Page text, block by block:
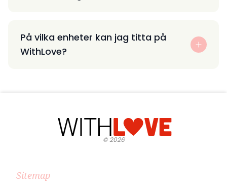
På vilka enheter kan jag titta på
WithLove?
©2026
Sitemap